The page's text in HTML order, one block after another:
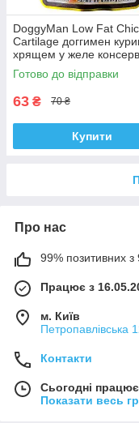
DoggyMan Low Fat
Cartilage доггимен
хрящем у желе
собак, вологий корм,
Готово до відправки
63 ₴ 70 ₴
Купити
Про нас
99% позитивних з
Працює з
м. Київ
Петропавлівська
Контакти
Сьогодні
Показати весь